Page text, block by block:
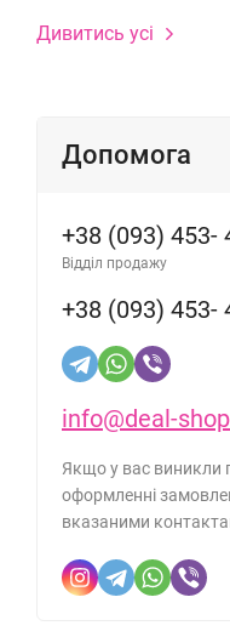
Дивитись усі
Допомога
+38 (093) 453-
Відділ продажу
+38 (093) 453-
info@deal-
Якщо у вас виникли
оформленні
вказаними